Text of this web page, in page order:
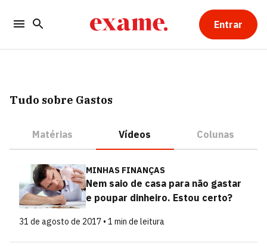
Entrar
Tudo sobre Gastos
Matérias Vídeos Colunas
MINHAS FINANÇAS
Nem saio de casa para não gastar
e poupar dinheiro. Estou certo?
31 de agosto de 2017 • 1 min de leitura